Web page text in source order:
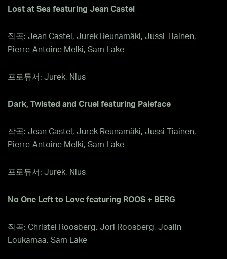
Lost at Sea featuring Jean Castel
작곡: Jean Castel, Jurek Reunamäki, Jussi Tiainen,
Pierre-Antoine Melki, Sam Lake
프로듀서: Jurek, Nius
Dark, Twisted and Cruel featuring Paleface
작곡: Jean Castel, Jurek Reunamäki, Jussi Tiainen,
Pierre-Antoine Melki, Sam Lake
프로듀서: Jurek, Nius
No One Left to Love featuring ROOS + BERG
작곡: Christel Roosberg, Jori Roosberg, Joalin
Loukamaa, Sam Lake